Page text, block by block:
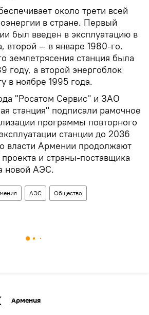
около трети всей
в стране. Первый
был введен в эксплуатацию в
второй — в январе 1980-го.
землетрясения станция была
году, а второй энергоблок
в ноябре 1995 года.
"Росатом Сервис" и ЗАО
станция" подписали рамочное
программы повторного
станции до 2036
власти Армении продолжают
и страны-поставщика
новой АЭС.
АЭС Общество
Армения